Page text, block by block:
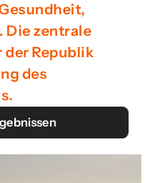
Die zentrale
Republik
des